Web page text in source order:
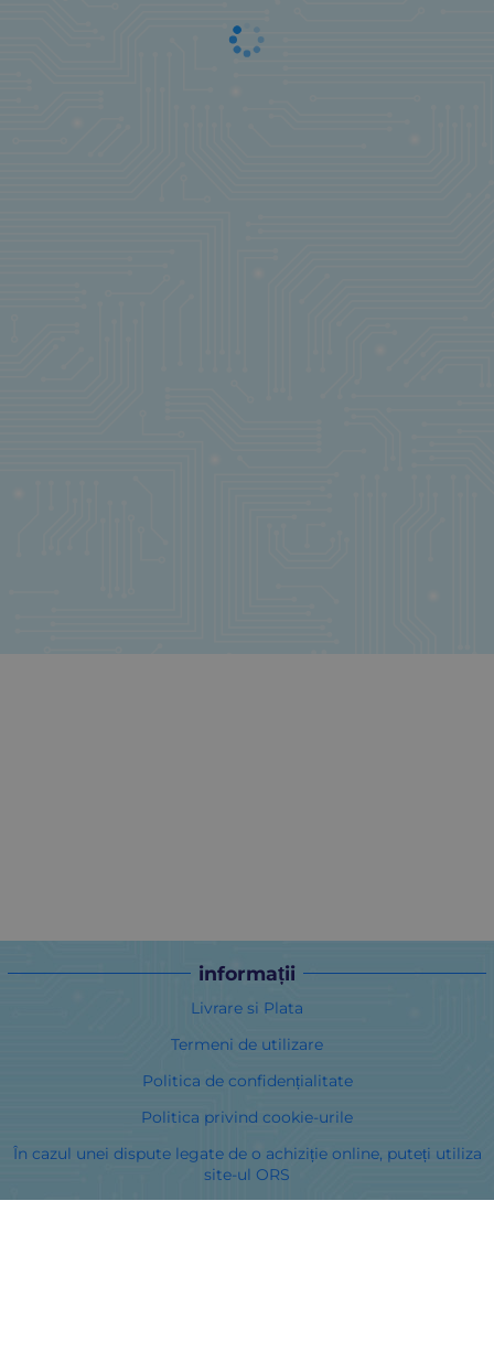
informații
Livrare si Plata
Termeni de utilizare
Politica de confidențialitate
Politica privind cookie-urile
În cazul unei dispute legate de o achiziție online, puteți utiliza
site-ul ORS